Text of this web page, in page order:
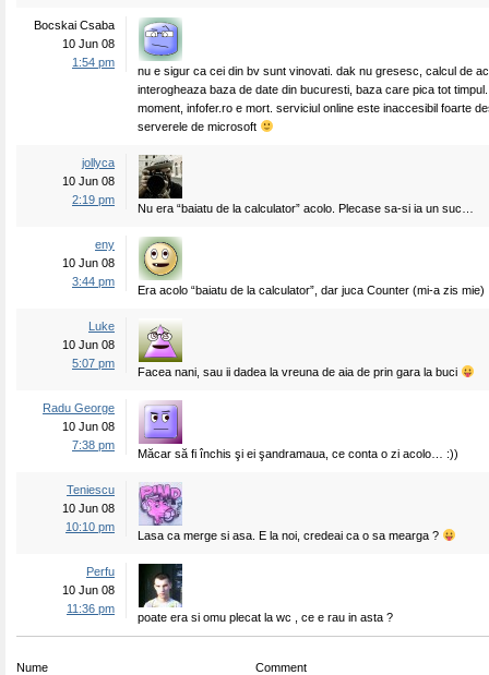
Bocskai Csaba
10 Jun 08
1:54 pm
nu e sigur ca cei din bv sunt vinovati. dak nu gresesc, calcul de
interogheaza baza de date din bucuresti, baza care pica tot
moment, infofer.ro e mort. serviciul online este inaccesibil foarte
serverele de microsoft
jollyca
10 Jun 08
2:19 pm
Nu era “baiatu de la calculator” acolo. Plecase sa-si ia un suc…
eny
10 Jun 08
3:44 pm
Era acolo “baiatu de la calculator”, dar juca Counter (mi-a zis mie)
Luke
10 Jun 08
5:07 pm
Facea nani, sau ii dadea la vreuna de aia de prin gara la buci
Radu George
10 Jun 08
7:38 pm
Măcar să fi închis şi ei şandramaua, ce conta o zi acolo… :))
Teniescu
10 Jun 08
10:10 pm
Lasa ca merge si asa. E la noi, credeai ca o sa mearga ?
Perfu
10 Jun 08
11:36 pm
poate era si omu plecat la wc , ce e rau in asta ?
Nume Comment